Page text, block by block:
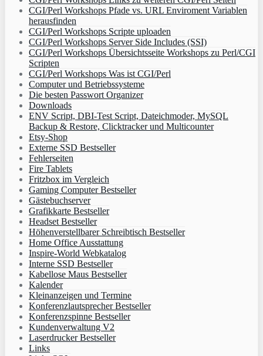
CGI/Perl Workshops Pfade vs. URL Enviroment Variablen
herausfinden
CGI/Perl Workshops Scripte uploaden
CGI/Perl Workshops Server Side Includes (SSI)
CGI/Perl Workshops Übersichtsseite Workshops zu Perl/CGI
Scripten
CGI/Perl Workshops Was ist CGI/Perl
Computer und Betriebssysteme
Die besten Passwort Organizer
Downloads
ENV Script, DBI-Test Script, Dateichmoder, MySQL
Backup & Restore, Clicktracker und Multicounter
Etsy-Shop
Externe SSD Bestseller
Fehlerseiten
Fire Tablets
Fritzbox im Vergleich
Gaming Computer Bestseller
Gästebuchserver
Grafikkarte Bestseller
Headset Bestseller
Höhenverstellbarer Schreibtisch Bestseller
Home Office Ausstattung
Inspire-World Webkatalog
Interne SSD Bestseller
Kabellose Maus Bestseller
Kalender
Kleinanzeigen und Termine
Konferenzlautsprecher Bestseller
Konferenzspinne Bestseller
Kundenverwaltung V2
Laserdrucker Bestseller
Links